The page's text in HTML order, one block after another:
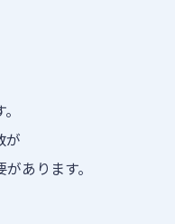
が
あります。